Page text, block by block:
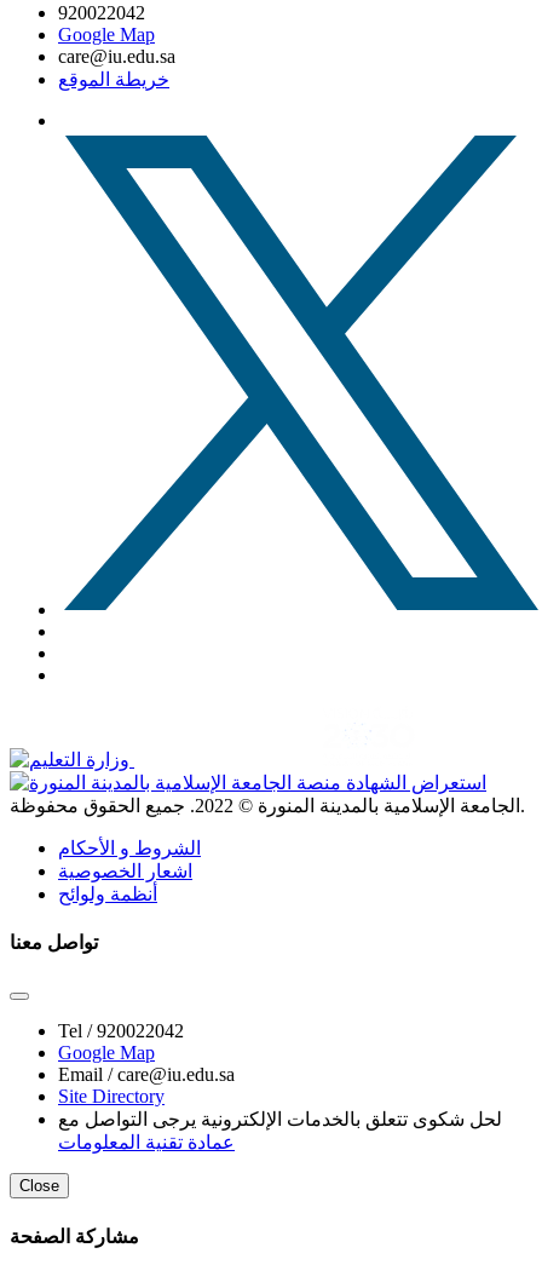
920022042
Google Map
care@iu.edu.sa
خريطة الموقع
الجامعة الإسلامية بالمدينة المنورة © 2022 . جميع الحقوق محفوظة.
الشروط و الأحكام
اشعار الخصوصية
أنظمة ولوائح
تواصل معنا
Tel /920022042
Google Map
Email /care@iu.edu.sa
Site Directory
لحل شكوى تتعلق بالخدمات الإلكترونية يرجى التواصل مع
عمادة تقنية المعلومات
Close
مشاركة الصفحة